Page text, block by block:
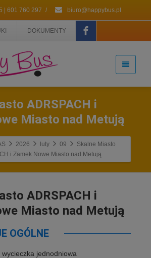
| 601 760 297 / biuro@happybus.pl
DOKUMENTY
ADRSPACH i
Miasto nad Metują
2026 luty 09
Skalne Miasto
i Zamek Nowe Miasto nad Metują
ADRSPACH i
Miasto nad Metują
OGÓLNE
wycieczka jednodniowa